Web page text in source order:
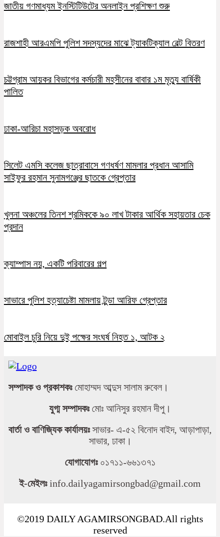
জাতীয় গণমাধ্যম ইনস্টিটিউটের অনলাইন প্রশিক্ষণ শুরু
রাজশাহী আরএমপি পুলিশ সদস্যদের মাঝে ট্যাকটিক্যাল বেল্ট বিতরণ
চট্টগ্রাম আয়কর বিভাগের কর্মচারী মহসীনের বাবার ১ম মৃত্যু বার্ষিকী
পালিত
ঢাকা-আরিচা মহাসড়ক অবরোধ
সিলেট এমসি কলেজ ছাত্রাবাসে গণধর্ষণ মামলার প্রধান আসামি
সাইফুর রহমান সুনামগঞ্জের ছাতকে গ্রেপ্তার
খুলনা অঞ্চলের তিনশ শ্রমিককে ৯০ লাখ টাকার আর্থিক সহায়তার চেক
প্রদান
ক্যাম্পাস নয়, একটি পরিবারের গল্প
সাভারে পুলিশ হত্যাচেষ্টা মামলায় টুন্ডা আরিফ গ্রেপ্তার
মোবাইল চুরি নিয়ে দুই পক্ষের সংঘর্ষ নিহত ১, আটক ২
সম্পাদক ও প্রকাশকঃমোহাম্মদ আব্দুস সালাম রুবেল।
যুগ্ম সম্পাদকঃমোঃ আনিসুর রহমান দীপু।
বার্তা ও বাণিজ্যিক কার্যালয়ঃসাভার- এ-৫২ বিনোদ বাইদ, আড়াপাড়া,
সাভার, ঢাকা।
যোগাযোগঃ০১৭১১-৬৬১৩৭১
ই-মেইলঃinfo.dailyagamirsongbad@gmail.com
©2019 DAILY AGAMIRSONGBAD.All rights
reserved